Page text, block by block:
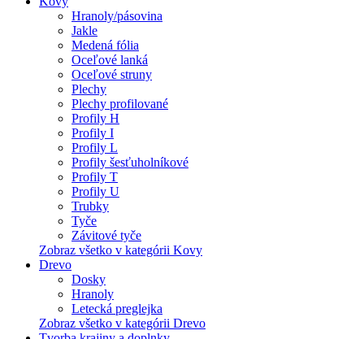
Hranoly/pásovina
Jakle
Medená fólia
Oceľové lanká
Oceľové struny
Plechy
Plechy profilované
Profily H
Profily I
Profily L
Profily šesťuholníkové
Profily T
Profily U
Trubky
Tyče
Závitové tyče
Zobraz všetko v kategórii Kovy
Drevo
Dosky
Hranoly
Letecká preglejka
Zobraz všetko v kategórii Drevo